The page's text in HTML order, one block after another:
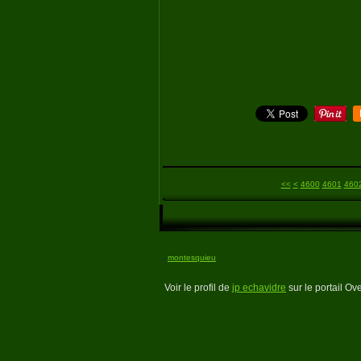
<< < 4600 4601
montesquieu
Voir le profil de jp echavidre sur le portail